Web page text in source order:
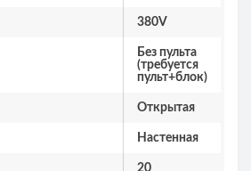
380V
Без пульта
(требуется
пульт+блок)
Открытая
Настенная
20